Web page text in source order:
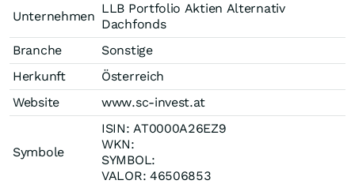
Unternehmen
LLB Portfolio Aktien Alternativ
Dachfonds
Branche
Sonstige
Herkunft
Österreich
Website
www.sc-invest.at
Symbole
ISIN: AT0000A26EZ9
WKN:
SYMBOL:
VALOR: 46506853